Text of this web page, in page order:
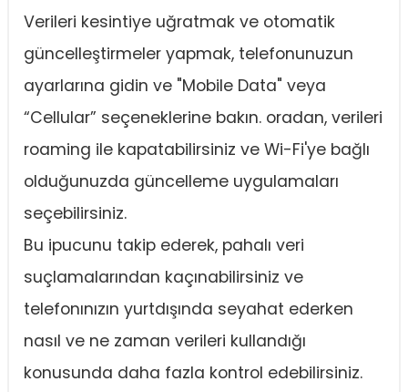
Verileri kesintiye uğratmak ve otomatik
güncelleştirmeler yapmak, telefonunuzun
ayarlarına gidin ve "Mobile Data" veya
“Cellular” seçeneklerine bakın. oradan, verileri
roaming ile kapatabilirsiniz ve Wi-Fi'ye bağlı
olduğunuzda güncelleme uygulamaları
seçebilirsiniz.
Bu ipucunu takip ederek, pahalı veri
suçlamalarından kaçınabilirsiniz ve
telefonınızın yurtdışında seyahat ederken
nasıl ve ne zaman verileri kullandığı
konusunda daha fazla kontrol edebilirsiniz.